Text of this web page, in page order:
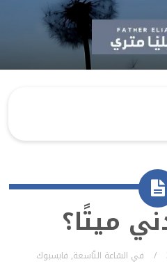
ميتًا؟
في السّاعة التّاسعة, فايسبوك